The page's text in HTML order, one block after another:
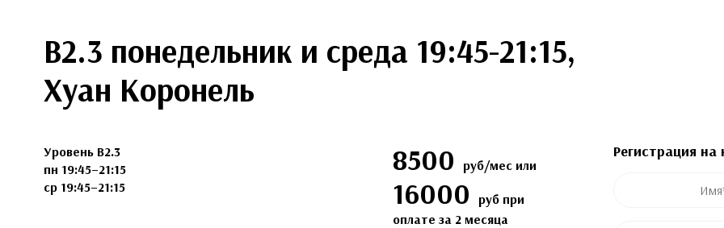
В2.3 понедельник и среда 19:45-21:15,
Хуан Коронель
Уровень B2.3
пн 19:45–21:15
ср 19:45–21:15
8500 руб/мес или
16000
руб при
оплате за 2 месяца
Регистрация на